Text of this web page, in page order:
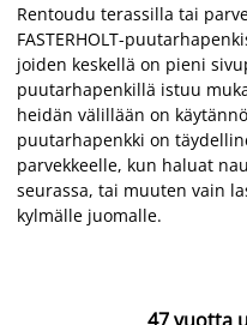
Rentoudu terassilla tai
FASTERHOLT-
joiden keskellä on pieni
puutarhapenkillä istuu
heidän välillään on
puutarhapenkki on
parvekkeelle, kun haluat
seurassa, tai muuten vain
kylmälle juomalle.